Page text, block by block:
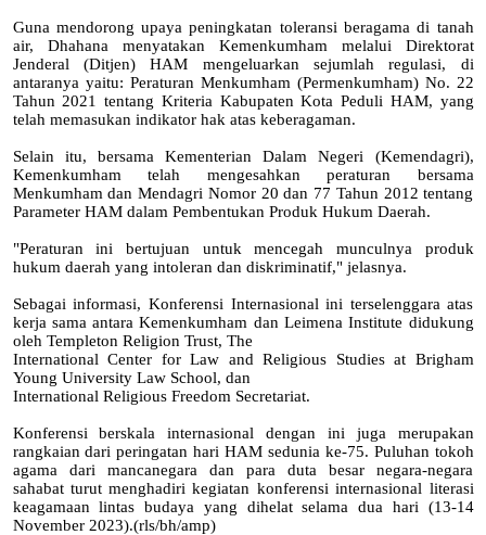
Guna mendorong upaya peningkatan toleransi beragama di tanah
air, Dhahana menyatakan Kemenkumham melalui Direktorat
Jenderal (Ditjen) HAM mengeluarkan sejumlah regulasi, di
antaranya yaitu: Peraturan Menkumham (Permenkumham) No. 22
Tahun 2021 tentang Kriteria Kabupaten Kota Peduli HAM, yang
telah memasukan indikator hak atas keberagaman.
Selain itu, bersama Kementerian Dalam Negeri (Kemendagri),
Kemenkumham telah mengesahkan peraturan bersama
Menkumham dan Mendagri Nomor 20 dan 77 Tahun 2012 tentang
Parameter HAM dalam Pembentukan Produk Hukum Daerah.
"Peraturan ini bertujuan untuk mencegah munculnya produk
hukum daerah yang intoleran dan diskriminatif," jelasnya.
Sebagai informasi, Konferensi Internasional ini terselenggara atas
kerja sama antara Kemenkumham dan Leimena Institute didukung
oleh Templeton Religion Trust, The
International Center for Law and Religious Studies at Brigham
Young University Law School, dan
International Religious Freedom Secretariat.
Konferensi berskala internasional dengan ini juga merupakan
rangkaian dari peringatan hari HAM sedunia ke-75. Puluhan tokoh
agama dari mancanegara dan para duta besar negara-negara
sahabat turut menghadiri kegiatan konferensi internasional literasi
keagamaan lintas budaya yang dihelat selama dua hari (13-14
November 2023).(rls/bh/amp)